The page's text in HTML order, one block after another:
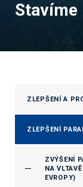
Stavíme
ZLEPŠENÍ A
ZLEPŠENÍ
ZVÝŠENÍ
NA
EVROPY)